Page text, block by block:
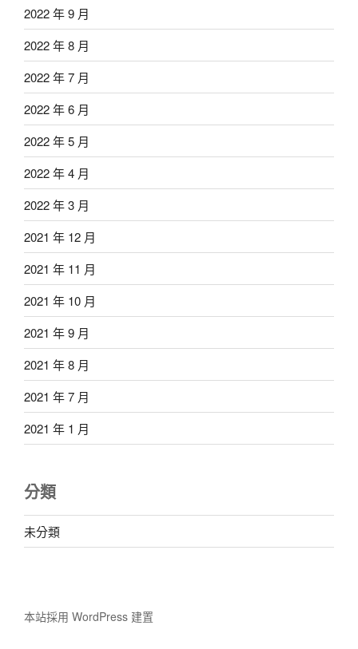
2022 年 9 月
2022 年 8 月
2022 年 7 月
2022 年 6 月
2022 年 5 月
2022 年 4 月
2022 年 3 月
2021 年 12 月
2021 年 11 月
2021 年 10 月
2021 年 9 月
2021 年 8 月
2021 年 7 月
2021 年 1 月
分類
未分類
本站採用 WordPress 建置